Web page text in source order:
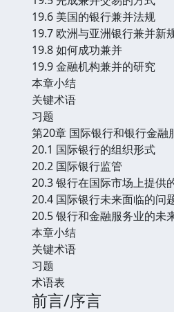
19.6 美国的银行兼并法规
19.7 欧洲与亚洲银行兼并新
19.8 如何成功兼并
19.9 金融机构兼并的研究
本章小结
关键术语
习题
第20章 国际银行和银行金融
20.1 国际银行的组织形式
20.2 国际银行监管
20.3 银行在国际市场上提供
20.4 国际银行未来面临的问
20.5 银行和金融服务业的未
本章小结
关键术语
习题
术语表
前言/序言